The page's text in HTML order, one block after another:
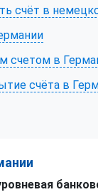
счёт в
счетом в
счёта в